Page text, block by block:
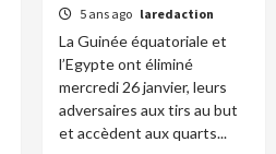
5 ans ago laredaction
La Guinée équatoriale et
l’Egypte ont éliminé
mercredi 26 janvier, leurs
adversaires aux tirs au but
et accèdent aux quarts...